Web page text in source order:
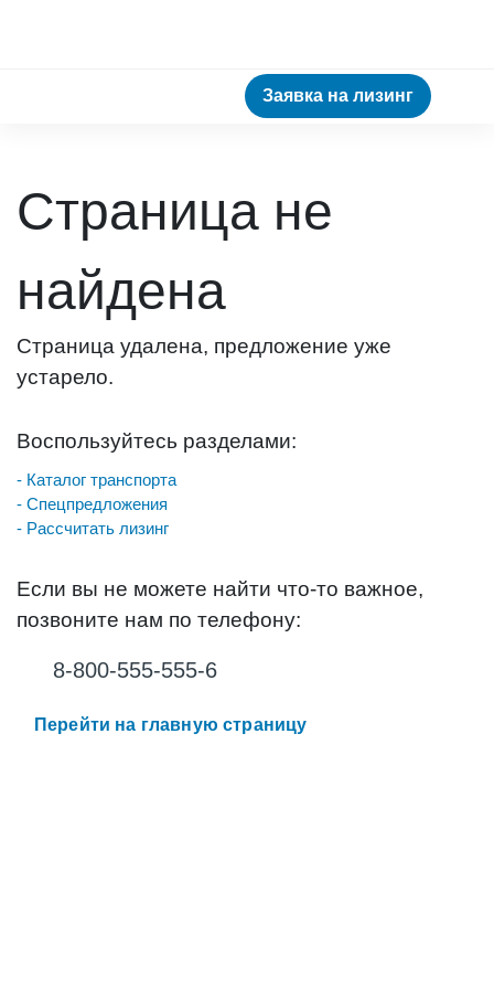
Заявка на лизинг
Страница не
найдена
Страница удалена, предложение уже
устарело.
Воспользуйтесь разделами:
- Каталог транспорта
- Спецпредложения
- Рассчитать лизинг
Если вы не можете найти что-то важное,
позвоните нам по телефону:
8-800-555-555-6
Перейти на главную страницу